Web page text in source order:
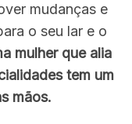
mudanças e
o seu lar e o
mulher que alia
tem um
mãos.